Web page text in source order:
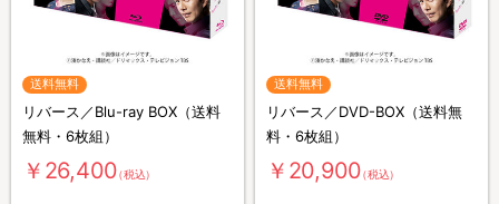
送料無料
リバース／Blu-ray BOX（送料
無料・6枚組）
￥26,400（税込）
送料無料
リバース／DVD-BOX（送料無
料・6枚組）
￥20,900（税込）